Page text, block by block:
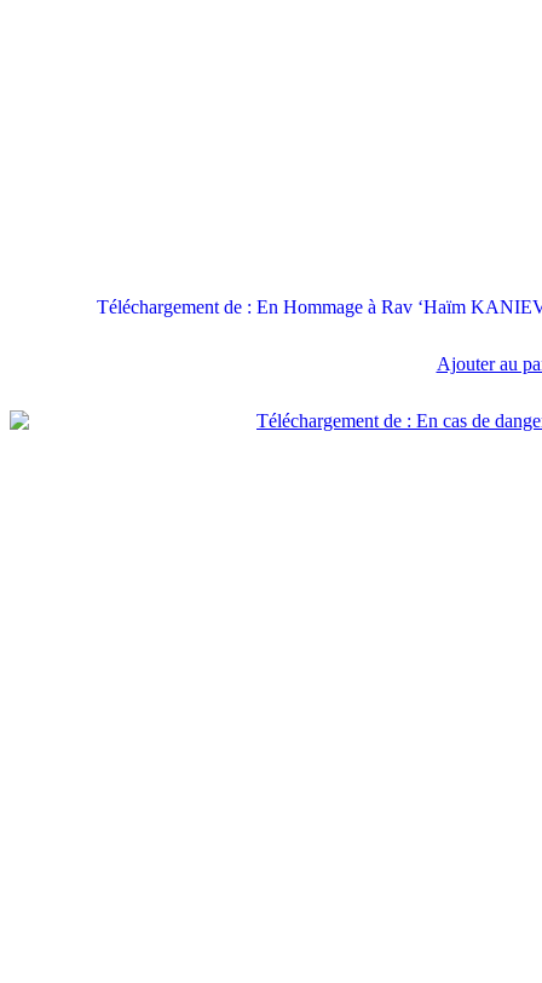
Téléchargement de : En Hommage à Rav ‘Haïm
Ajouter au